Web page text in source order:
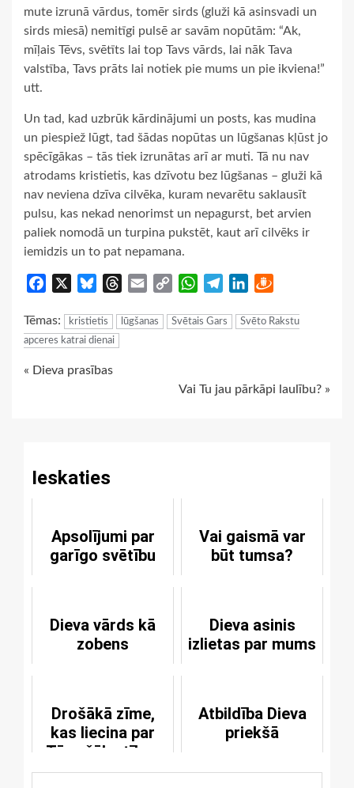
mute izrunā vārdus, tomēr sirds (gluži kā asinsvadi un
sirds miesā) nemitīgi pulsē ar savām nopūtām: “Ak,
mīļais Tēvs, svētīts lai top Tavs vārds, lai nāk Tava
valstība, Tavs prāts lai notiek pie mums un pie ikviena!”
utt.
Un tad, kad uzbrūk kārdinājumi un posts, kas mudina
un piespiež lūgt, tad šādas nopūtas un lūgšanas kļūst jo
spēcīgākas – tās tiek izrunātas arī ar muti. Tā nu nav
atrodams kristietis, kas dzīvotu bez lūgšanas – gluži kā
nav neviena dzīva cilvēka, kuram nevarētu saklausīt
pulsu, kas nekad nenorimst un nepagurst, bet arvien
paliek nomodā un turpina pukstēt, kaut arī cilvēks ir
iemidzis un to pat nepamana.
Facebook BlueskyThreads
Email
Copy
WhatsApp
TelegramLinkedIn
Tēmas: kristietis lūgšanas Svētais Gars
Svēto Rakstu
apceres katrai dienai
Continue
« Dieva prasības
Vai Tu jau pārkāpi laulību? »
Ieskaties
Apsolījumi par
garīgo svētību
Vai gaismā var
būt tumsa?
Dieva vārds kā
zobens
Dieva asinis
izlietas par mums
Drošākā zīme,
kas liecina par
Tēva žēlastības
klātbūtni
Atbildība Dieva
priekšā